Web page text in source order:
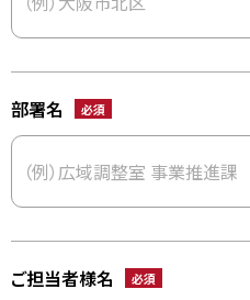
部署名 必須
ご担当者様名 必須